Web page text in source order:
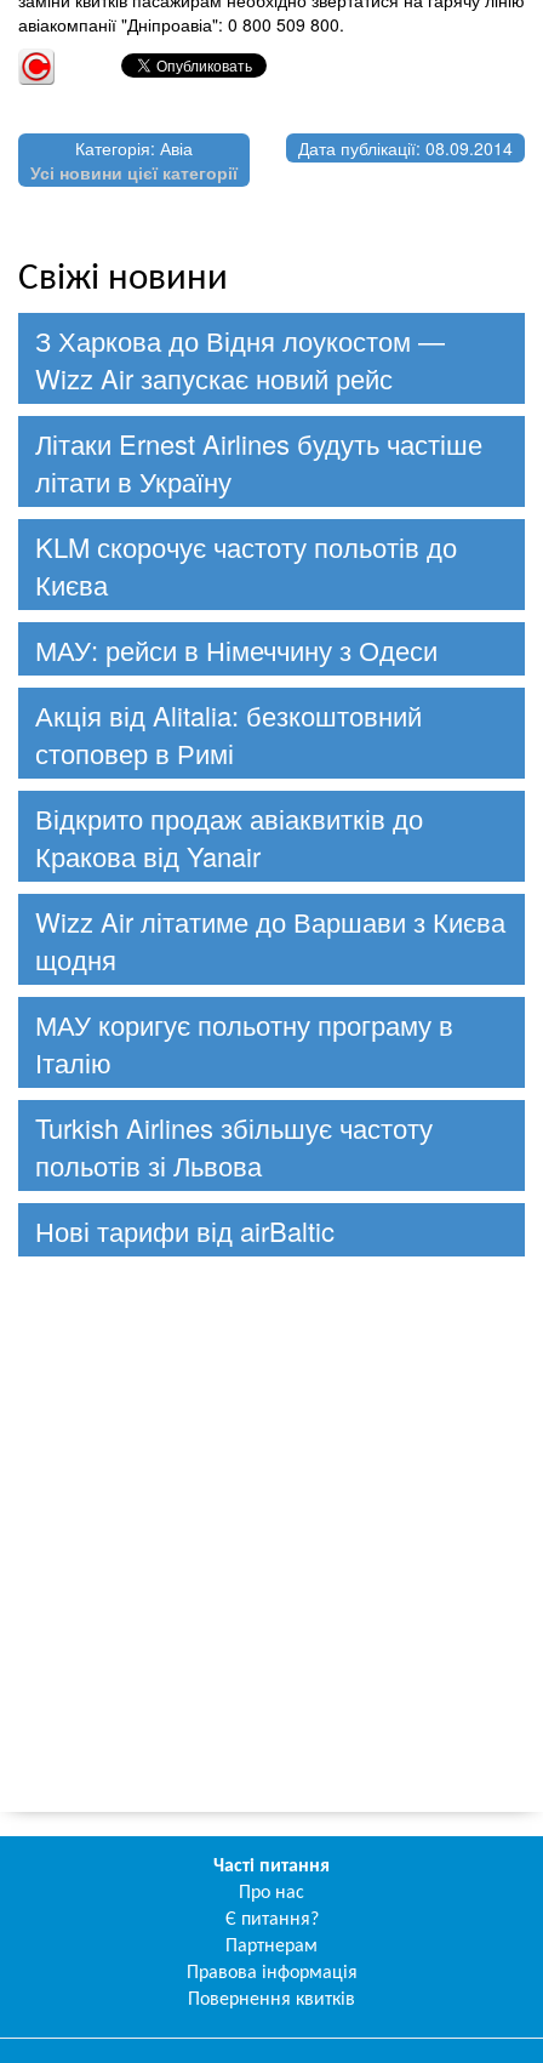
авіакомпанії "Дніпроавіа": 0 800 509 800.
Категорія: Авіа
Усі новини цієї категорії
Дата публікації: 08.09.2014
Свіжі новини
З Харкова до Відня лоукостом —
Wizz Air запускає новий рейс
Літаки Ernest Airlines будуть частіше
літати в Україну
KLM скорочує частоту польотів до
Києва
МАУ: рейси в Німеччину з Одеси
Акція від Alitalia: безкоштовний
стоповер в Римі
Відкрито продаж авіаквитків до
Кракова від Yanair
Wizz Air літатиме до Варшави з Києва
щодня
МАУ коригує польотну програму в
Італію
Turkish Airlines збільшує частоту
польотів зі Львова
Нові тарифи від airBaltic
Часті питання
Про нас
Є питання?
Партнерам
Правова інформація
Повернення квитків